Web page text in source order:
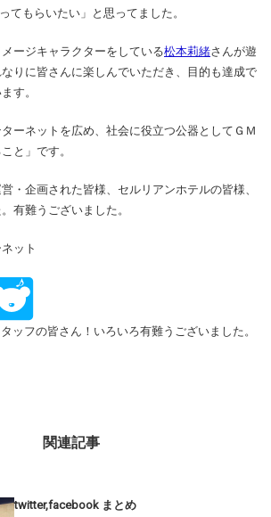
てもらいたい」と思ってました。
ージキャラクターをしている松本莉緒さんが遊
りに皆さんに楽しんでいただき、目的も達成で
す。
ーネットを広め、社会に役立つ公器としてＧＭ
と」です。
・企画された皆様、セルリアンホテルの皆様、
有難うございました。
ット
ッフの皆さん！いろいろ有難うございました。
関連記事
twitter,facebook まとめ